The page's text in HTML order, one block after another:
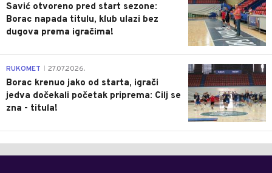
Savić otvoreno pred start sezone:
Borac napada titulu, klub ulazi bez
dugova prema igračima!
0
RUKOMET 27.07.2026.
Borac krenuo jako od starta, igrači
jedva dočekali početak priprema: Cilj se
zna - titula!